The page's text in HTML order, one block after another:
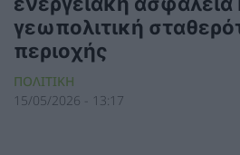
γεωπολιτική
περιοχής
ΠΟΛΙΤΙΚΗ
15/05/2026 - 13:17